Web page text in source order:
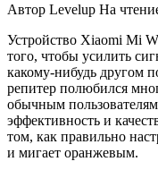
Автор Levelup На
Устройство Xiaomi Mi
того, чтобы усилить
какому-нибудь другом
репитер полюбился
обычным
эффективность и
том, как правильно
и мигает оранжевым.